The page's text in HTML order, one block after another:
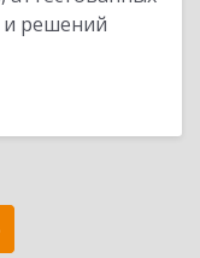
и решений